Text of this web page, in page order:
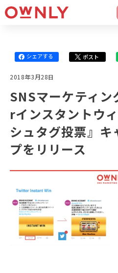
シェアする ポスト
2018年3月28日
SNSマーケティ
rインスタントウ
シュタグ投票』キ
プをリリース